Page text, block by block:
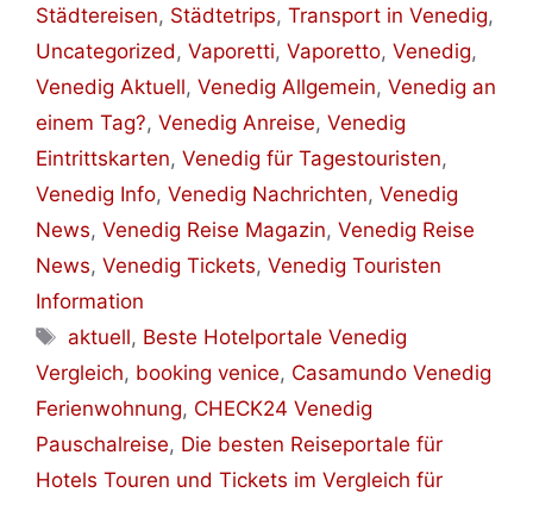
Städtereisen, Städtetrips, Transport in Venedig,
Uncategorized , Vaporetti, Vaporetto, Venedig,
Venedig Aktuell, Venedig Allgemein, Venedig an
einem Tag?, Venedig Anreise, Venedig
Eintrittskarten, Venedig für Tagestouristen,
Venedig Info, Venedig Nachrichten, Venedig
News, Venedig Reise Magazin, Venedig Reise
News, Venedig Tickets, Venedig Touristen
Information
Schlagwörter
aktuell, Beste Hotelportale Venedig
Vergleich, booking venice, Casamundo Venedig
Ferienwohnung, CHECK24 Venedig
Pauschalreise, Die besten Reiseportale für
Hotels Touren und Tickets im Vergleich für